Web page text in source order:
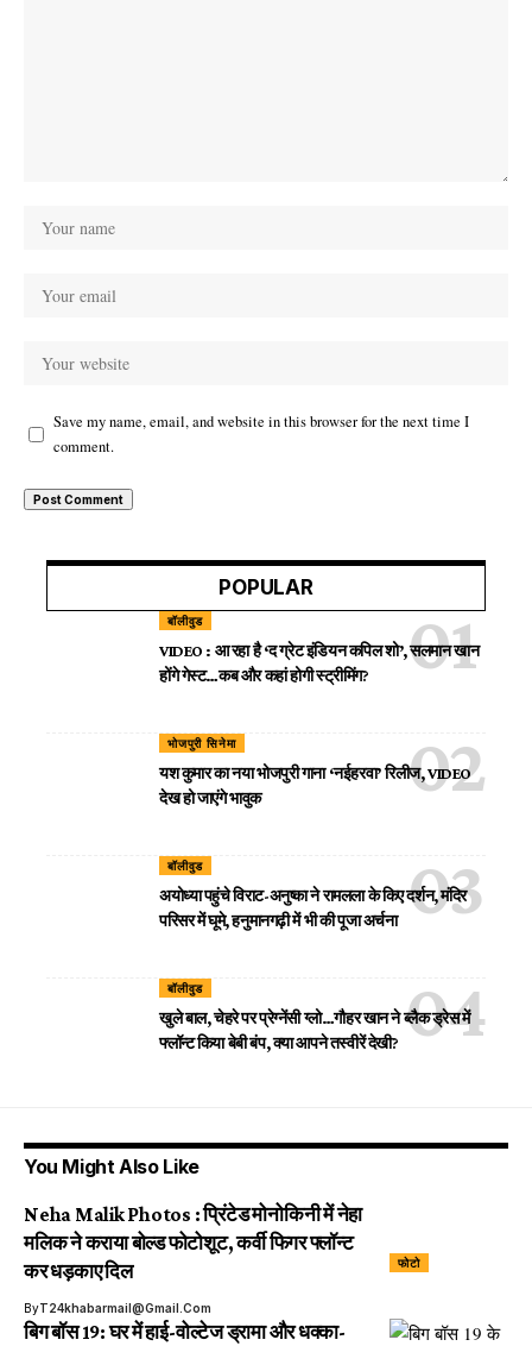
Save my name, email, and website in this browser for the next time I
comment.
POPULAR
बॉलीवुड
VIDEO : आ रहा है ‘द ग्रेट इंडियन कपिल शो’, सलमान खान
होंगे गेस्ट…कब और कहां होगी स्ट्रीमिंग?
भोजपुरी सिनेमा
यश कुमार का नया भोजपुरी गाना ‘नईहरवा’ रिलीज, VIDEO
देख हो जाएंगे भावुक
बॉलीवुड
अयोध्या पहुंचे विराट-अनुष्का ने रामलला के किए दर्शन, मंदिर
परिसर में घूमे, हनुमानगढ़ी में भी की पूजा अर्चना
बॉलीवुड
खुले बाल, चेहरे पर प्रेग्नेंसी ग्लो…गौहर खान ने ब्लैक ड्रेस में
फ्लॉन्ट किया बेबी बंप, क्या आपने तस्वीरें देखी?
You Might Also Like
फोटो
Neha Malik Photos : प्रिंटेड मोनोकिनी में नेहा
मलिक ने कराया बोल्ड फोटोशूट, कर्वी फिगर फ्लॉन्ट
कर धड़काए दिल
ByT24khabarmail@gmail.com
बिग बॉस 19: घर में हाई-वोल्टेज ड्रामा और धक्का-